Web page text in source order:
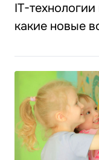
IT-
какие новые